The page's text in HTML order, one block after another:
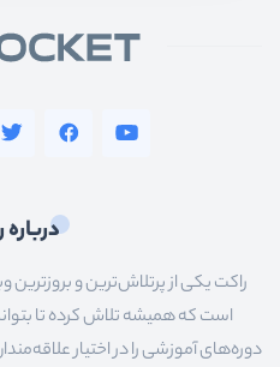
راکت یکی از پرتلاش‌ترین و
است که همیشه تلاش کرده تا
دوره‌های آموزشی را در اختیار